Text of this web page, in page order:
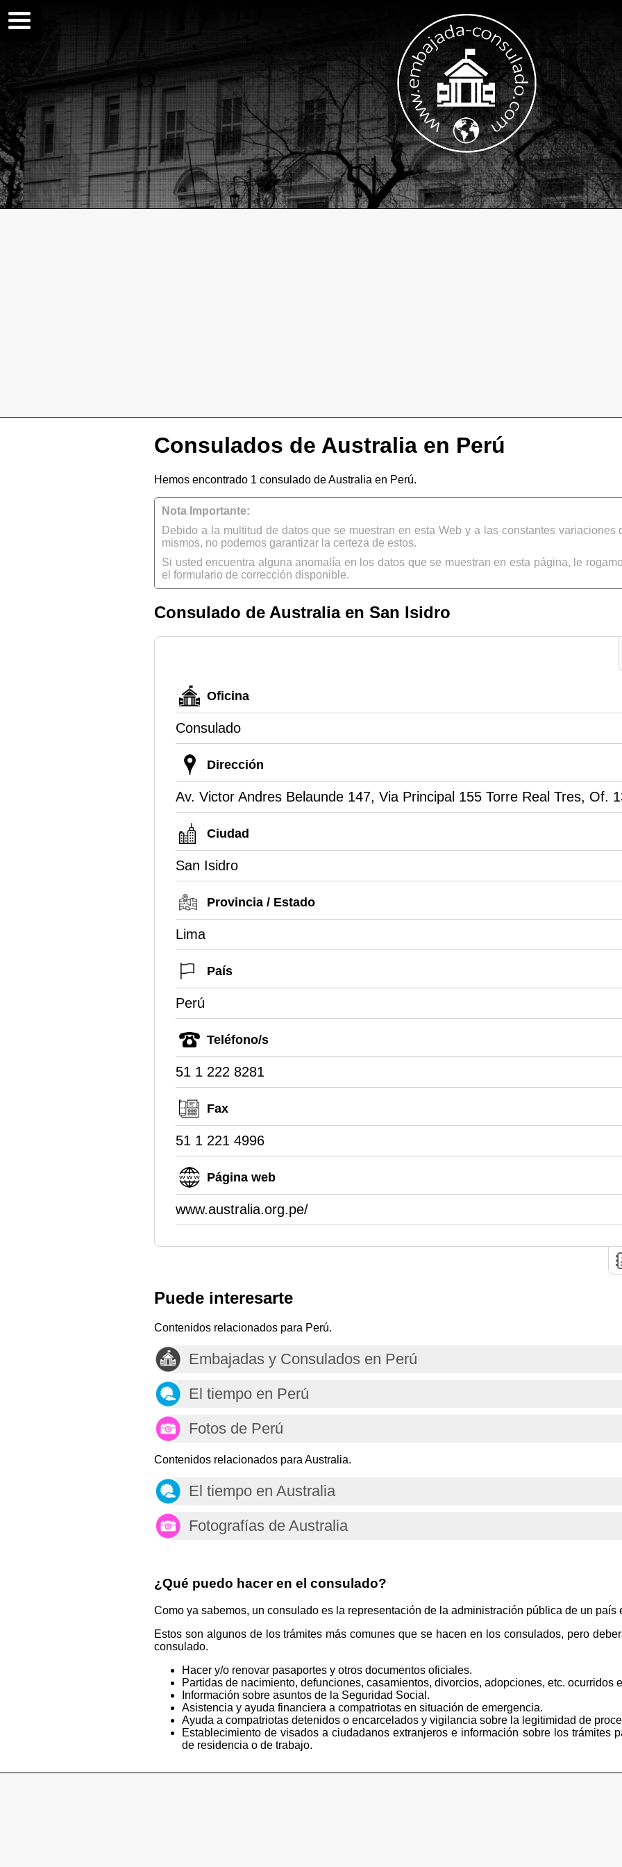
Consulados de Australia en Perú
Hemos encontrado 1 consulado de Australia en Perú.
Nota Importante:
Debido a la multitud de datos que se muestran en esta Web y a las constantes
mismos, no podemos garantizar la certeza de estos.
Si usted encuentra alguna anomalía en los datos que se muestran en esta página, le
el formulario de corrección disponible.
Consulado de Australia en San Isidro
Oficina
Consulado
Dirección
Av. Victor Andres Belaunde 147, Via Principal 155 Torre Real Tres, Of.
Ciudad
San Isidro
Provincia / Estado
Lima
País
Perú
Teléfono/s
51 1 222 8281
Fax
51 1 221 4996
Página web
www.australia.org.pe/
Puede interesarte
Contenidos relacionados para Perú.
Embajadas y Consulados en Perú
El tiempo en Perú
Fotos de Perú
Contenidos relacionados para Australia.
El tiempo en Australia
Fotografías de Australia
¿Qué puedo hacer en el consulado?
Como ya sabemos, un consulado es la representación de la administración pública de un país
Estos son algunos de los trámites más comunes que se hacen en los consulados, pero
consulado.
Hacer y/o renovar pasaportes y otros documentos oficiales.
Partidas de nacimiento, defunciones, casamientos, divorcios, adopciones, etc. ocurridos
Información sobre asuntos de la Seguridad Social.
Asistencia y ayuda financiera a compatriotas en situación de emergencia.
Ayuda a compatriotas detenidos o encarcelados y vigilancia sobre la legitimidad de
Establecimiento de visados a ciudadanos extranjeros e información sobre los trámites
de residencia o de trabajo.